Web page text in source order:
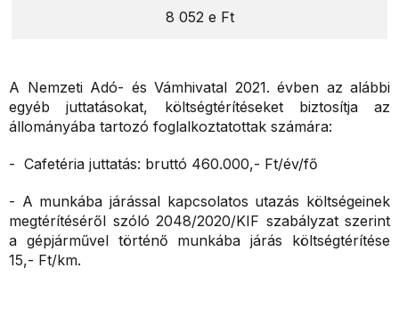
8 052 e Ft
A Nemzeti Adó- és Vámhivatal 2021. évben az alábbi
egyéb juttatásokat, költségtérítéseket biztosítja az
állományába tartozó foglalkoztatottak számára:
- Cafetéria juttatás: bruttó 460.000,- Ft/év/fő
- A munkába járással kapcsolatos utazás költségeinek
megtérítéséről szóló 2048/2020/KIF szabályzat szerint
a gépjárművel történő munkába járás költségtérítése
15,- Ft/km.